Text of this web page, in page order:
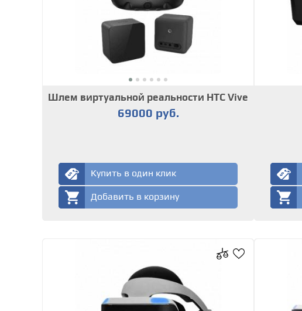
Шлем виртуальной реальности HTC Vive
69000 руб.
Купить в один клик
Добавить в корзину